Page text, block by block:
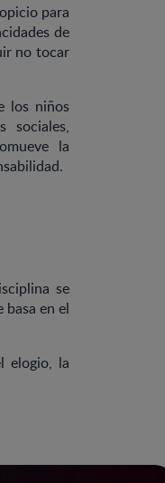
para
de
no tocar
los niños
sociales,
la
se
en el
elogio, la